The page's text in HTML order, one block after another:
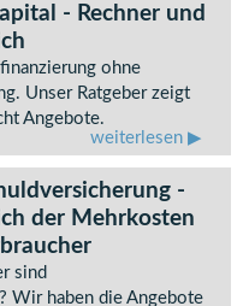
- Rechner und
ohne
Unser Ratgeber zeigt
Angebote.
weiterlesen
-
der Mehrkosten
sind
Wir haben die Angebote